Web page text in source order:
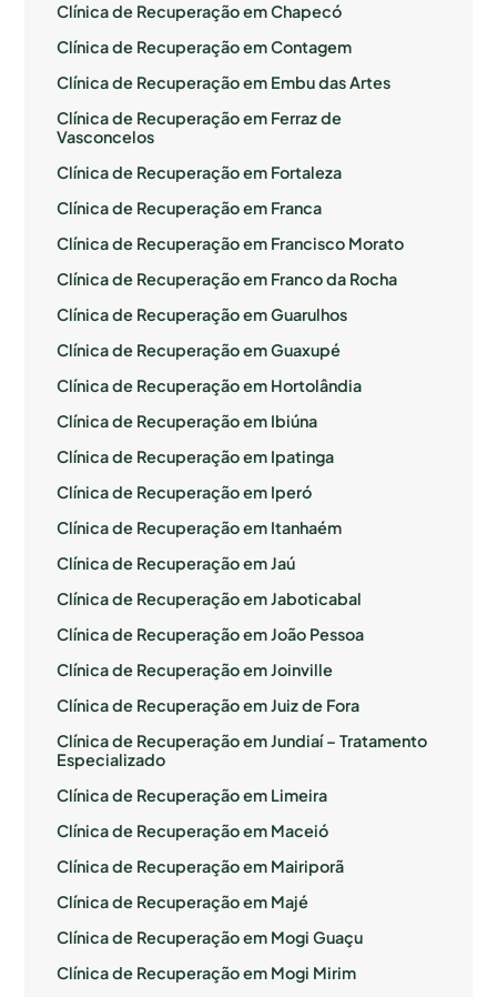
Clínica de Recuperação em Chapecó
Clínica de Recuperação em Contagem
Clínica de Recuperação em Embu das Artes
Clínica de Recuperação em Ferraz de
Vasconcelos
Clínica de Recuperação em Fortaleza
Clínica de Recuperação em Franca
Clínica de Recuperação em Francisco Morato
Clínica de Recuperação em Franco da Rocha
Clínica de Recuperação em Guarulhos
Clínica de Recuperação em Guaxupé
Clínica de Recuperação em Hortolândia
Clínica de Recuperação em Ibiúna
Clínica de Recuperação em Ipatinga
Clínica de Recuperação em Iperó
Clínica de Recuperação em Itanhaém
Clínica de Recuperação em Jaú
Clínica de Recuperação em Jaboticabal
Clínica de Recuperação em João Pessoa
Clínica de Recuperação em Joinville
Clínica de Recuperação em Juiz de Fora
Clínica de Recuperação em Jundiaí – Tratamento
Especializado
Clínica de Recuperação em Limeira
Clínica de Recuperação em Maceió
Clínica de Recuperação em Mairiporã
Clínica de Recuperação em Majé
Clínica de Recuperação em Mogi Guaçu
Clínica de Recuperação em Mogi Mirim